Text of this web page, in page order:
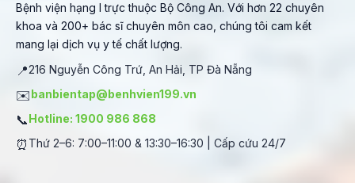
Bệnh viện hạng I trực thuộc Bộ Công An. Với hơn 22 chuyên
khoa và 200+ bác sĩ chuyên môn cao, chúng tôi cam kết
mang lại dịch vụ y tế chất lượng.
📍216 Nguyễn Công Trứ, An Hải, TP Đà Nẵng
✉️banbientap@benhvien199.vn
📞Hotline: 1900 986 868
⏰ Thứ 2–6: 7:00–11:00 & 13:30–16:30 | Cấp cứu 24/7